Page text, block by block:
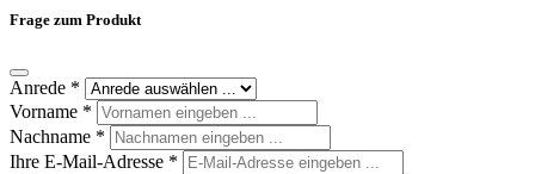
Frage zum Produkt
Anrede *
Vorname *
Nachname *
Ihre E-Mail-Adresse *